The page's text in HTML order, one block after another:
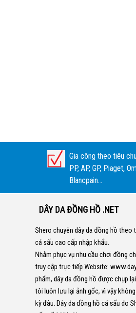
Gia công theo tiêu
PP, AP, GP, Piaget,
Blancpain...
DÂY DA ĐỒNG HỒ .NET
Shero chuyên dây da đồng hồ theo
cá sấu cao cấp nhập khẩu.
Nhằm phục vụ nhu cầu chơi đồng
truy cập trực tiếp Website:
phẩm, dây da đồng hồ được chụp
tôi luôn lưu lại ảnh gốc, vì vậy
kỳ đâu. Dây da đồng hồ cá sấu do